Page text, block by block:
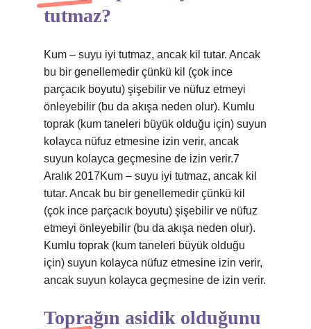
tutmaz?
Kum – suyu iyi tutmaz, ancak kil tutar. Ancak
bu bir genellemedir çünkü kil (çok ince
parçacık boyutu) şişebilir ve nüfuz etmeyi
önleyebilir (bu da akışa neden olur). Kumlu
toprak (kum taneleri büyük olduğu için) suyun
kolayca nüfuz etmesine izin verir, ancak
suyun kolayca geçmesine de izin verir.7
Aralık 2017Kum – suyu iyi tutmaz, ancak kil
tutar. Ancak bu bir genellemedir çünkü kil
(çok ince parçacık boyutu) şişebilir ve nüfuz
etmeyi önleyebilir (bu da akışa neden olur).
Kumlu toprak (kum taneleri büyük olduğu
için) suyun kolayca nüfuz etmesine izin verir,
ancak suyun kolayca geçmesine de izin verir.
Toprağın asidik olduğunu